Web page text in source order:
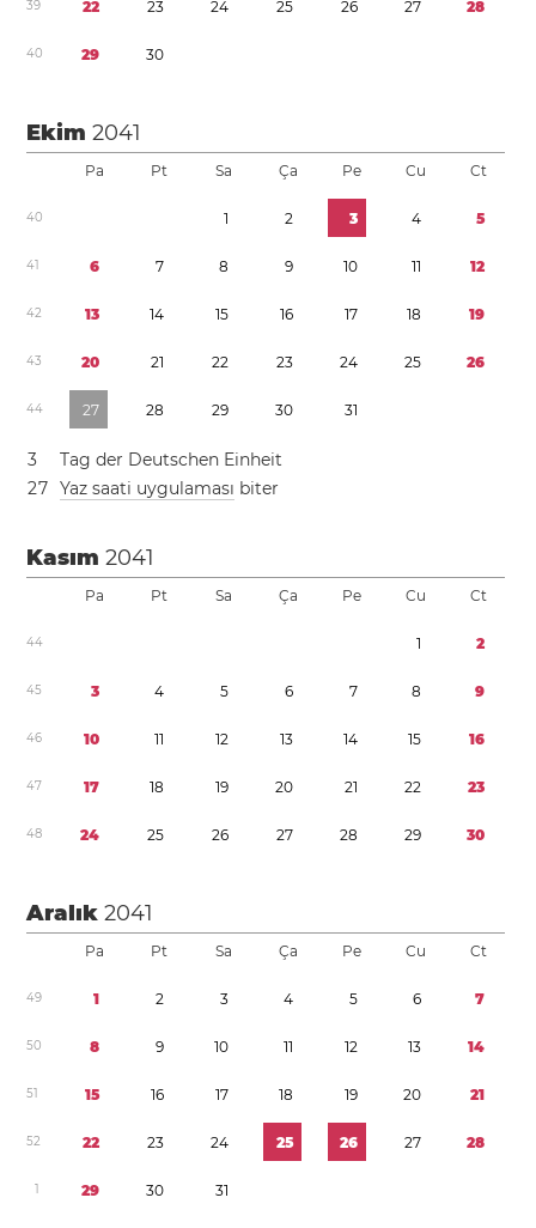
39 22 23 24 25 26 27 28
40 29 30
Ekim2041
Pa Pt Sa Ça Pe Cu Ct
40 1 2 3 4 5
41 6 7 8 9 10 11 12
42 13 14 15 16 17 18 19
43 20 21 22 23 24 25 26
44 27 28 29 30 31
3
Tag der Deutschen Einheit
27 Yaz saati uygulaması biter
Kasım2041
Pa Pt Sa Ça Pe Cu Ct
44 1 2
45 3 4 5 6 7 8 9
46 10 11 12 13 14 15 16
47 17 18 19 20 21 22 23
48 24 25 26 27 28 29 30
Aralık2041
Pa Pt Sa Ça Pe Cu Ct
49 1 2 3 4 5 6 7
50 8 9 10 11 12 13 14
51 15 16 17 18 19 20 21
52 22 23 24 25 26 27 28
1 29 30 31